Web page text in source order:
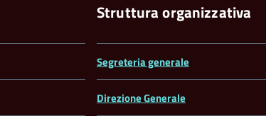
Struttura organizzativa
Segreteria generale
Direzione Generale